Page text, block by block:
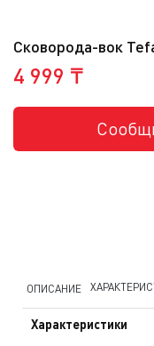
Сковорода-вок
4 999 ₸
ОПИСАНИЕ
Характеристики